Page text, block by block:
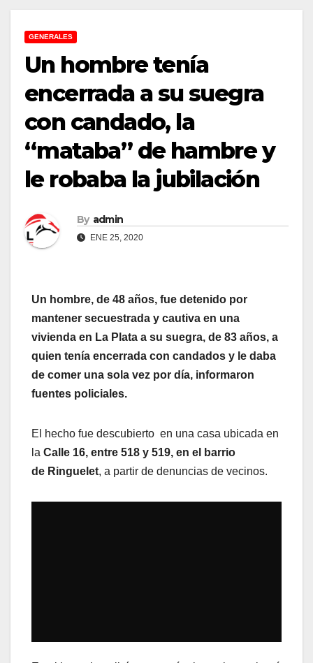
GENERALES
Un hombre tenía
encerrada a su suegra
con candado, la
“mataba” de hambre y
le robaba la jubilación
By admin
ENE 25, 2020
Un hombre, de 48 años, fue detenido por
mantener secuestrada y cautiva en una
vivienda en La Plata a su suegra, de 83 años, a
quien tenía encerrada con candados y le daba
de comer una sola vez por día, informaron
fuentes policiales.
El hecho fue descubierto en una casa ubicada en
la Calle 16, entre 518 y 519, en el barrio
de Ringuelet, a partir de denuncias de vecinos.